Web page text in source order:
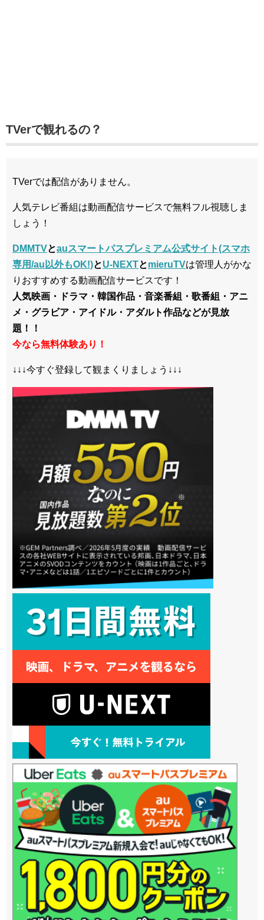
TVerで観れるの？
TVerでは配信がありません。
人気テレビ番組は動画配信サービスで無料フル視聴しま
しょう！
DMMTVとauスマートパスプレミアム公式サイト(スマホ
専用/au以外もOK!)とU-NEXTとmieruTVは管理人がかな
りおすすめする動画配信サービスです！
人気映画・ドラマ・韓国作品・音楽番組・歌番組・アニ
メ・グラビア・アイドル・アダルト作品などが見放
題！！
今なら無料体験あり！
↓↓↓今すぐ登録して観まくりましょう↓↓↓